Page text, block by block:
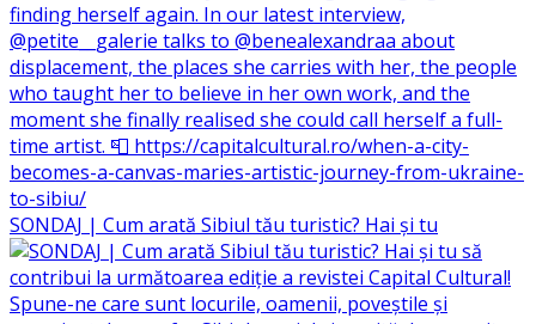
SONDAJ | Cum arată Sibiul tău turistic? Hai și tu